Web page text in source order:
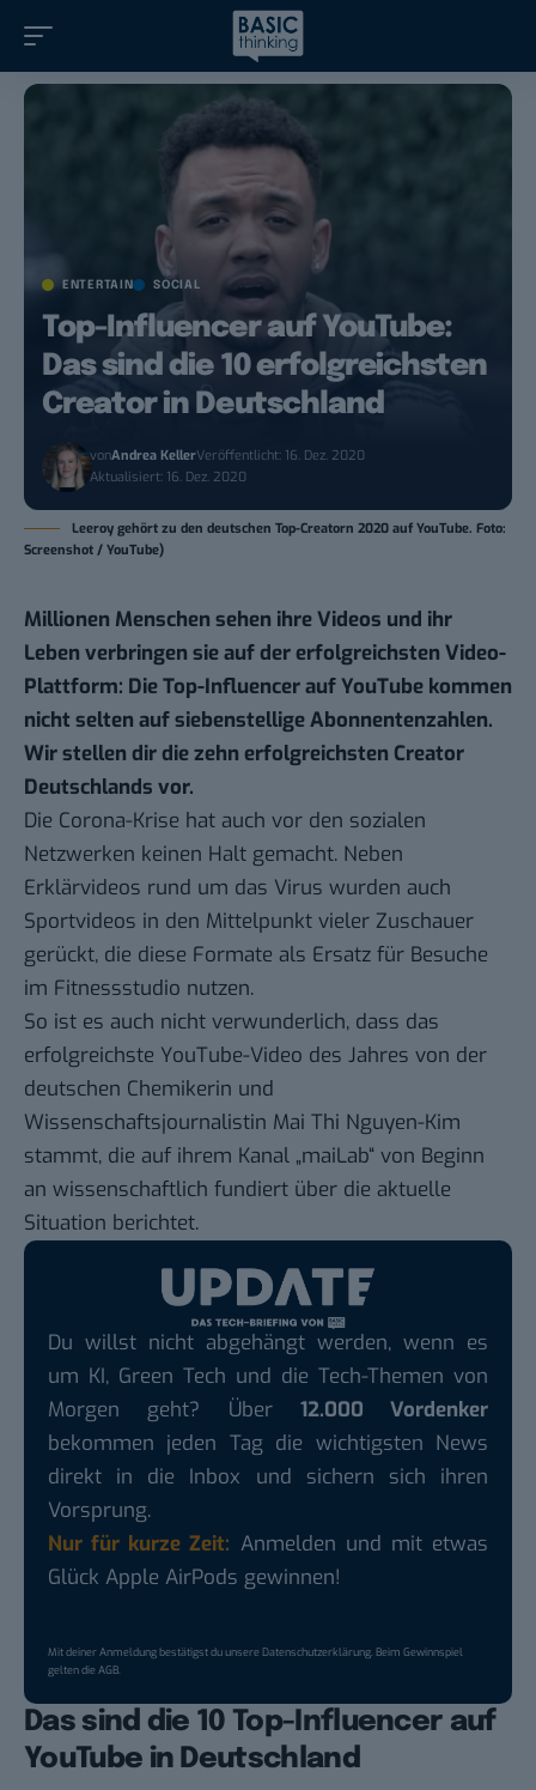
ENTERTAIN SOCIAL
Top-Influencer auf YouTube:
Das sind die 10 erfolgreichsten
Creator in Deutschland
vonAndrea KellerVeröffentlicht: 16. Dez. 2020
Aktualisiert: 16. Dez. 2020
Leeroy gehört zu den deutschen Top-Creatorn 2020 auf YouTube. Foto:
Screenshot / YouTube)
Millionen Menschen sehen ihre Videos und ihr
Leben verbringen sie auf der erfolgreichsten Video-
Plattform: Die Top-Influencer auf YouTube kommen
nicht selten auf siebenstellige Abonnentenzahlen.
Wir stellen dir die zehn erfolgreichsten Creator
Deutschlands vor.
Die Corona-Krise hat auch vor den sozialen
Netzwerken keinen Halt gemacht. Neben
Erklärvideos rund um das Virus wurden auch
Sportvideos in den Mittelpunkt vieler Zuschauer
gerückt, die diese Formate als Ersatz für Besuche
im Fitnessstudio nutzen.
So ist es auch nicht verwunderlich, dass das
erfolgreichste YouTube-Video des Jahres von der
deutschen Chemikerin und
Wissenschaftsjournalistin Mai Thi Nguyen-Kim
stammt, die auf ihrem Kanal „maiLab“ von Beginn
an wissenschaftlich fundiert über die aktuelle
Situation berichtet.
Du willst nicht abgehängt werden, wenn es
um KI, Green Tech und die Tech-Themen von
Morgen geht? Über 12.000 Vordenker
bekommen jeden Tag die wichtigsten News
direkt in die Inbox und sichern sich ihren
Vorsprung.
Nur für kurze Zeit: Anmelden und mit etwas
Glück Apple AirPods gewinnen!
Mit deiner Anmeldung bestätigst du unsereDatenschutzerklärung. Beim Gewinnspiel
gelten dieAGB.
Das sind die 10 Top-Influencer auf
YouTube in Deutschland